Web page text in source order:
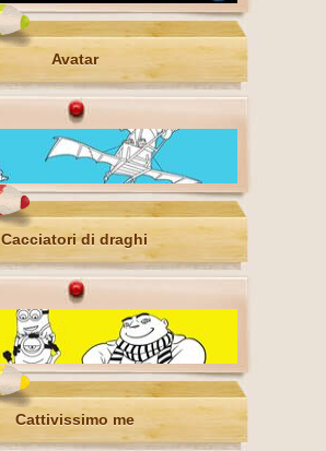
Avatar
Cacciatori di draghi
Cattivissimo me